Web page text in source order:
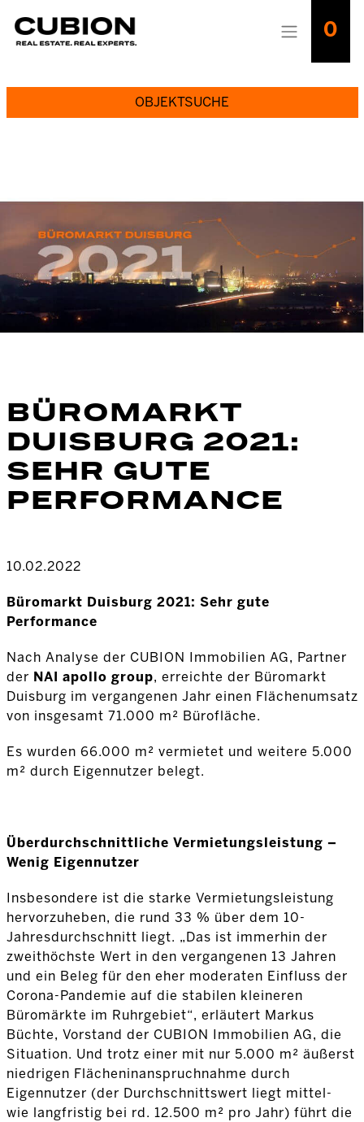
0
OBJEKTSUCHE
BÜROMARKT
DUISBURG 2021:
SEHR GUTE
PERFORMANCE
10.02.2022
Büromarkt Duisburg 2021: Sehr gute
Performance
Nach Analyse der CUBION Immobilien AG, Partner
der NAI apollo group, erreichte der Büromarkt
Duisburg im vergangenen Jahr einen Flächenumsatz
von insgesamt 71.000 m² Bürofläche.
Es wurden 66.000 m² vermietet und weitere 5.000
m² durch Eigennutzer belegt.
Überdurchschnittliche Vermietungsleistung –
Wenig Eigennutzer
Insbesondere ist die starke Vermietungsleistung
hervorzuheben, die rund 33 % über dem 10-
Jahresdurchschnitt liegt. „Das ist immerhin der
zweithöchste Wert in den vergangenen 13 Jahren
und ein Beleg für den eher moderaten Einfluss der
Corona-Pandemie auf die stabilen kleineren
Büromärkte im Ruhrgebiet“, erläutert Markus
Büchte, Vorstand der CUBION Immobilien AG, die
Situation. Und trotz einer mit nur 5.000 m² äußerst
niedrigen Flächeninanspruchnahme durch
Eigennutzer (der Durchschnittswert liegt mittel-
wie langfristig bei rd. 12.500 m² pro Jahr) führt die